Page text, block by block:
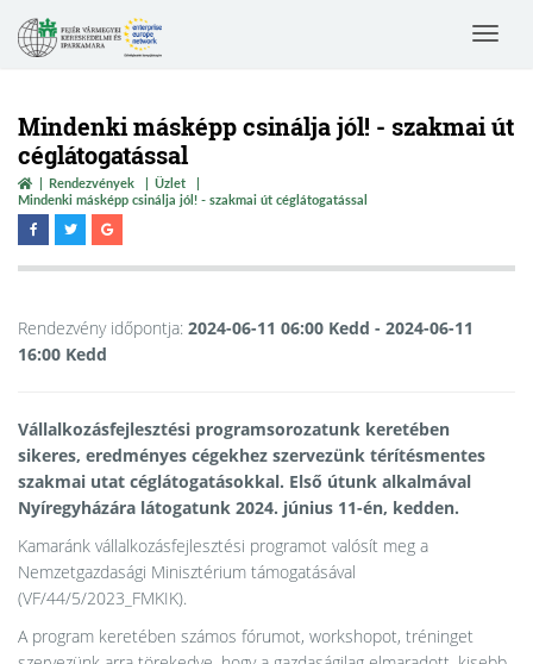
Toggle
Mindenki másképp csinálja jól! - szakmai út
céglátogatással
Rendezvények
Üzlet
Mindenki másképp csinálja jól! - szakmai út céglátogatással
Rendezvény időpontja: 2024-06-11 06:00 Kedd - 2024-06-11
16:00 Kedd
Vállalkozásfejlesztési programsorozatunk keretében
sikeres, eredményes cégekhez szervezünk térítésmentes
szakmai utat céglátogatásokkal. Első útunk alkalmával
Nyíregyházára látogatunk 2024. június 11-én, kedden.
Kamaránk vállalkozásfejlesztési programot valósít meg a
Nemzetgazdasági Minisztérium támogatásával
(VF/44/5/2023_FMKIK).
A program keretében számos fórumot, workshopot, tréninget